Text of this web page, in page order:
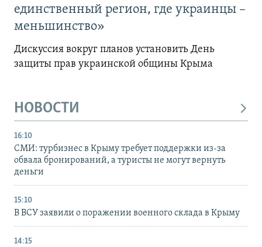
единственный регион, где украинцы –
меньшинство»
Дискуссия вокруг планов установить День
защиты прав украинской общины Крыма
НОВОСТИ
16:10
СМИ: турбизнес в Крыму требует поддержки из-за
обвала бронирований, а туристы не могут вернуть
деньги
15:10
В ВСУ заявили о поражении военного склада в Крыму
14:15